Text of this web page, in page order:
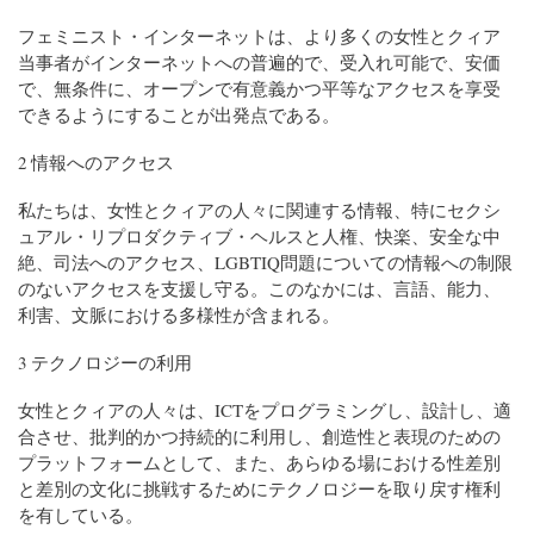
フェミニスト・インターネットは、より多くの女性とクィア
当事者がインターネットへの普遍的で、受入れ可能で、安価
で、無条件に、オープンで有意義かつ平等なアクセスを享受
できるようにすることが出発点である。
2 情報へのアクセス
私たちは、女性とクィアの人々に関連する情報、特にセクシ
ュアル・リプロダクティブ・ヘルスと人権、快楽、安全な中
絶、司法へのアクセス、LGBTIQ問題についての情報への制限
のないアクセスを支援し守る。このなかには、言語、能力、
利害、文脈における多様性が含まれる。
3 テクノロジーの利用
女性とクィアの人々は、ICTをプログラミングし、設計し、適
合させ、批判的かつ持続的に利用し、創造性と表現のための
プラットフォームとして、また、あらゆる場における性差別
と差別の文化に挑戦するためにテクノロジーを取り戻す権利
を有している。